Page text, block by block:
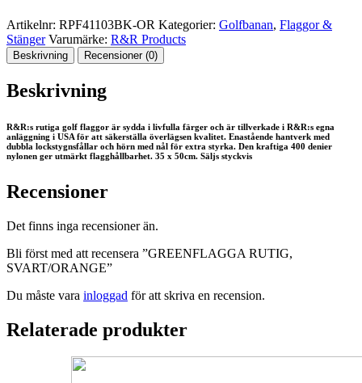
Artikelnr: RPF41103BK-OR Kategorier: Golfbanan, Flaggor &
Stänger Varumärke: R&R Products
Beskrivning Recensioner (0)
Beskrivning
R&R:s rutiga golf flaggor är sydda i livfulla färger och är tillverkade i R&R:s egna
anläggning i USA för att säkerställa överlägsen kvalitet. Enastående hantverk med
dubbla lockstygnsfållar och hörn med nål för extra styrka. Den kraftiga 400 denier
nylonen ger utmärkt flagghållbarhet. 35 x 50cm. Säljs styckvis
Recensioner
Det finns inga recensioner än.
Bli först med att recensera ”GREENFLAGGA RUTIG,
SVART/ORANGE”
Du måste vara inloggad för att skriva en recension.
Relaterade produkter